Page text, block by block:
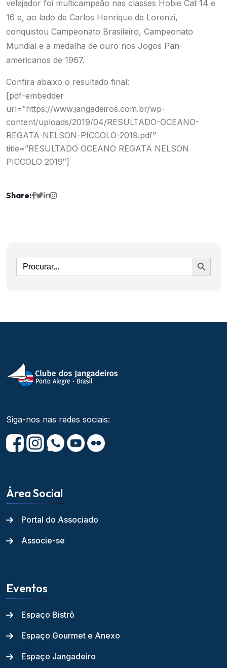
velejador foi multicampeão nas classes Hobie Cat 14 e
16 e, ao lado de Carlos Henrique de Lorenzi,
conquistou Campeonato Brasileiro, Campeonato
Mundial e a medalha de ouro nos Jogos Pan-
americanos de 1967.
Confira abaixo o resultado final:
[pdf-embedder
url=”https://www.jangadeiros.com.br/wp-
content/uploads/2019/04/RESULTADO-OCEANO-
REGATA-NELSON-PICCOLO-2019.pdf”
title=”RESULTADO OCEANO REGATA NELSON
PICCOLO 2019″]
Share:
Ir
Siga-nos nas redes sociais:
Área Social
Portal do Associado
Associe-se
Eventos
Espaço Bistrô
Espaço Gourmet e Anexo
Espaço Jangadeiro